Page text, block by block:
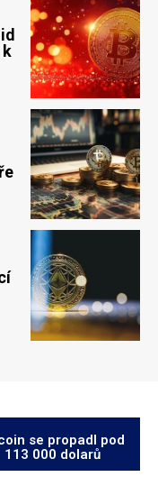
k
se propadl pod
113 000 dolarů